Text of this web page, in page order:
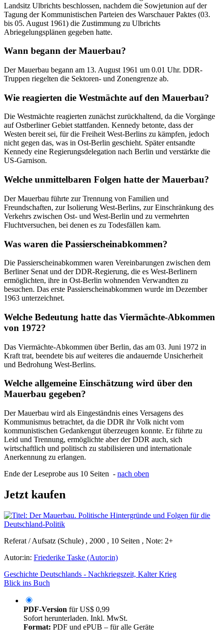
Landsitz Ulbrichts beschlossen, nachdem die Sowjetunion auf der
Tagung der Kommunistischen Parteien des Warschauer Paktes (03.
bis 05. August 1961) die Zustimmung zu Ulbrichts
Abriegelungsplänen gegeben hatte.
Wann begann der Mauerbau?
Der Mauerbau begann am 13. August 1961 um 0.01 Uhr. DDR-
Truppen riegelten die Sektoren- und Zonengrenze ab.
Wie reagierten die Westmächte auf den Mauerbau?
Die Westmächte reagierten zunächst zurückhaltend, da die Vorgänge
auf Ostberliner Gebiet stattfanden. Kennedy betonte, dass der
Westen bereit sei, für die Freiheit West-Berlins zu kämpfen, jedoch
nicht gegen das, was in Ost-Berlin geschieht. Später entsandte
Kennedy eine Regierungsdelegation nach Berlin und verstärkte die
US-Garnison.
Welche unmittelbaren Folgen hatte der Mauerbau?
Der Mauerbau führte zur Trennung von Familien und
Freundschaften, zur Isolierung West-Berlins, zur Einschränkung des
Verkehrs zwischen Ost- und West-Berlin und zu vermehrten
Fluchtversuchen, bei denen es zu Todesfällen kam.
Was waren die Passierscheinabkommen?
Die Passierscheinabkommen waren Vereinbarungen zwischen dem
Berliner Senat und der DDR-Regierung, die es West-Berlinern
ermöglichten, ihre in Ost-Berlin wohnenden Verwandten zu
besuchen. Das erste Passierscheinabkommen wurde im Dezember
1963 unterzeichnet.
Welche Bedeutung hatte das Viermächte-Abkommen
von 1972?
Das Viermächte-Abkommen über Berlin, das am 03. Juni 1972 in
Kraft trat, beendete bis auf weiteres die andauernde Unsicherheit
und Bedrohung West-Berlins.
Welche allgemeine Einschätzung wird über den
Mauerbau gegeben?
Der Mauerbau wird als Eingeständnis eines Versagens des
Kommunismus betrachtet, da die DDR ihr Volk nicht vom
kommunistischen Gedankengut überzeugen konnte. Er führte zu
Leid und Trennung, ermöglichte aber der DDR auch, sich
wirtschaftlich und politisch zu stabilisieren und internationale
Anerkennung zu erlangen.
Ende der Leseprobe aus 10 Seiten - nach oben
Jetzt kaufen
Referat / Aufsatz (Schule) , 2000 , 10 Seiten , Note: 2+
Autor:in: Friederike Taske (Autor:in)
Geschichte Deutschlands - Nachkriegszeit, Kalter Krieg
Blick ins Buch
PDF-Version fürUS$ 0,99
Sofort herunterladen. Inkl. MwSt.
Format: PDF und ePUB – für alle Geräte